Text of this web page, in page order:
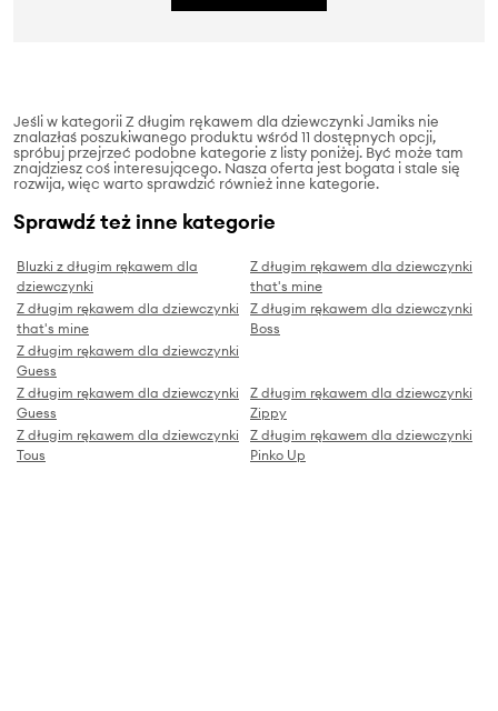
Jeśli w kategorii Z długim rękawem dla dziewczynki Jamiks nie
znalazłaś poszukiwanego produktu wśród 11 dostępnych opcji,
spróbuj przejrzeć podobne kategorie z listy poniżej. Być może tam
znajdziesz coś interesującego. Nasza oferta jest bogata i stale się
rozwija, więc warto sprawdzić również inne kategorie.
Sprawdź też inne kategorie
Bluzki z długim rękawem dla
dziewczynki
Z długim rękawem dla dziewczynki
that's mine
Z długim rękawem dla dziewczynki
that's mine
Z długim rękawem dla dziewczynki
Boss
Z długim rękawem dla dziewczynki
Guess
Z długim rękawem dla dziewczynki
Guess
Z długim rękawem dla dziewczynki
Zippy
Z długim rękawem dla dziewczynki
Tous
Z długim rękawem dla dziewczynki
Pinko Up